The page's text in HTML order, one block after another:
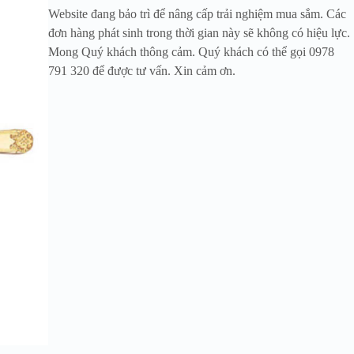
Website đang bảo trì để nâng cấp trải nghiệm mua sắm. Các
đơn hàng phát sinh trong thời gian này sẽ không có hiệu lực.
Mong Quý khách thông cảm. Quý khách có thể gọi 0978
791 320 để được tư vấn. Xin cảm ơn.